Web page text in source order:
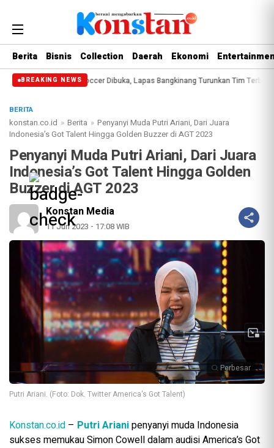
Berita Bisnis Collection Daerah Ekonomi
BREAKING NEWS
Cup Mini Soccer Dibuka, Lapas Bangkinang Turunkan Tim Terbaik
BERITA
konstan.co.id » Berita » Penyanyi Muda Putri Ariani, Dari Juara
Indonesia’s Got Talent Hingga Golden Buzzer di AGT 2023
Penyanyi Muda Putri Ariani, Dari Juara
Indonesia’s Got Talent Hingga Golden
Buzzer di AGT 2023
Konstan Media
11 Jun 2023 - 17:08 WIB
Perbesar
Putri Ariani. (Foto: Dok. Twitter America's Got Talent)
Konstan.co.id – Putri Arianipenyanyi muda Indonesia
sukses memukau Simon Cowell dalam audisi America’s Got